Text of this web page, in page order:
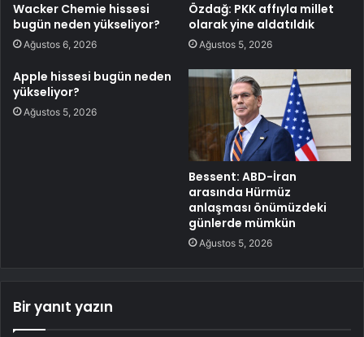
Wacker Chemie hissesi
bugün neden yükseliyor?
Ağustos 6, 2026
Özdağ: PKK affıyla millet
olarak yine aldatıldık
Ağustos 5, 2026
Apple hissesi bugün neden
yükseliyor?
Ağustos 5, 2026
Bessent: ABD-İran
arasında Hürmüz
anlaşması önümüzdeki
günlerde mümkün
Ağustos 5, 2026
Bir yanıt yazın